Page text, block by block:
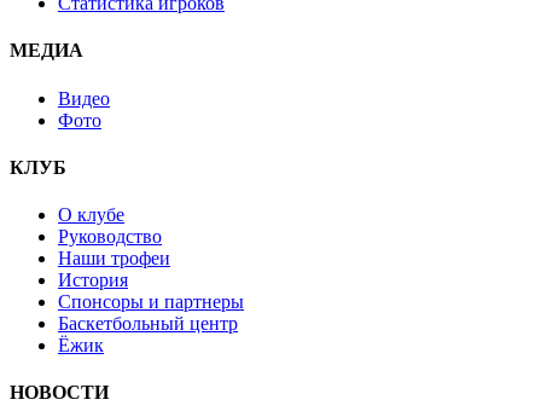
МЕДИА
Видео
Фото
КЛУБ
О клубе
Руководство
Наши трофеи
История
Спонсоры и партнеры
Баскетбольный центр
Ёжик
НОВОСТИ